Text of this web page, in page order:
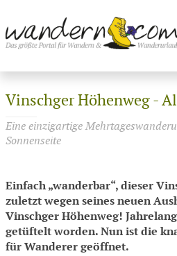
Vinschger Höhenweg -
Eine einzigartige
Sonnenseite
Einfach „wanderbar“, dieser
zuletzt wegen seines neuen
Vinschger Höhenweg!
getüftelt worden. Nun ist die
für Wanderer geöffnet.